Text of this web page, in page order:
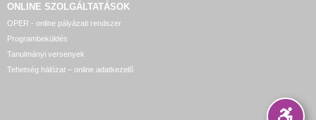
ONLINE SZOLGÁLTATÁSOK
OPER - online pályázati rendszer
Programbeküldés
Tanulmányi versenyek
Tehetség hálózat – online adatkezelő